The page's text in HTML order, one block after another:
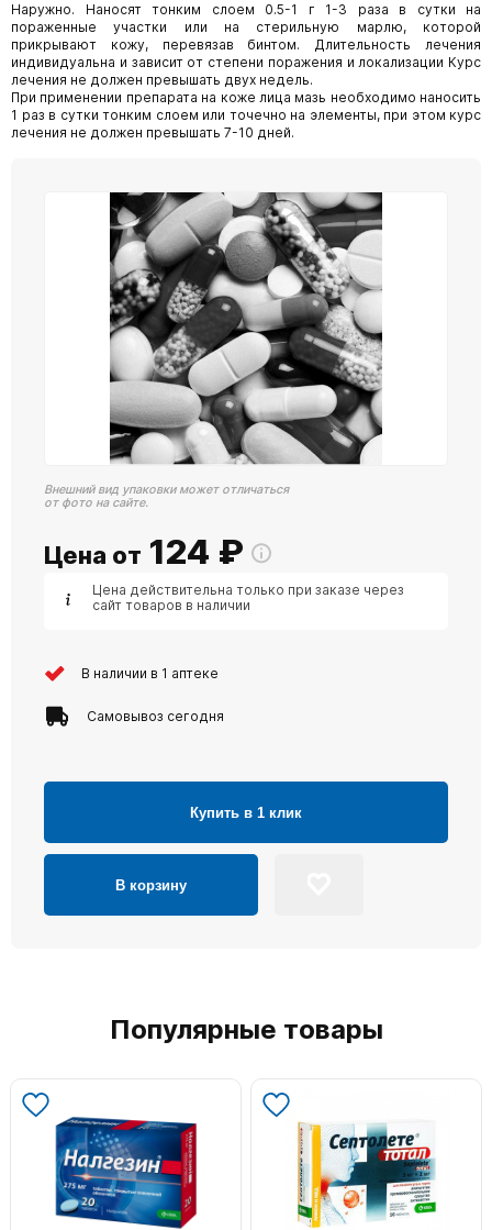
Наружно. Наносят тонким слоем 0.5-1 г 1-3 раза в сутки на
пораженные участки или на стерильную марлю, которой
прикрывают кожу, перевязав бинтом. Длительность лечения
индивидуальна и зависит от степени поражения и локализации Курс
лечения не должен превышать двух недель.
При применении препарата на коже лица мазь необходимо наносить
1 раз в сутки тонким слоем или точечно на элементы, при этом курс
лечения не должен превышать 7-10 дней.
Внешний вид упаковки может отличаться
от фото на сайте.
Цена от 124 ₽
Цена действительна только при заказе через
сайт товаров в наличии
В наличии в 1 аптеке
Самовывоз сегодня
Купить в 1 клик
В корзину
Популярные товары